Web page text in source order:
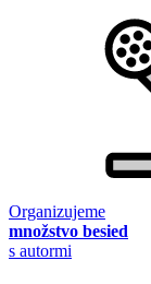
Organizujeme
množstvo besied
s autormi